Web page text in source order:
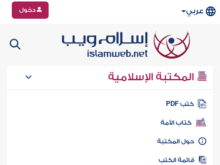
عربي دخول
المكتبة الإسلامية
كتب PDF
كتاب الأمة
المكتبة